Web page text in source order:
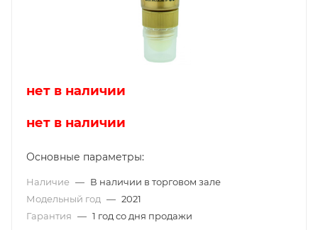
нет в наличии
нет в наличии
Основные параметры:
Наличие — В наличии в торговом зале
Модельный год — 2021
Гарантия — 1 год со дня продажи